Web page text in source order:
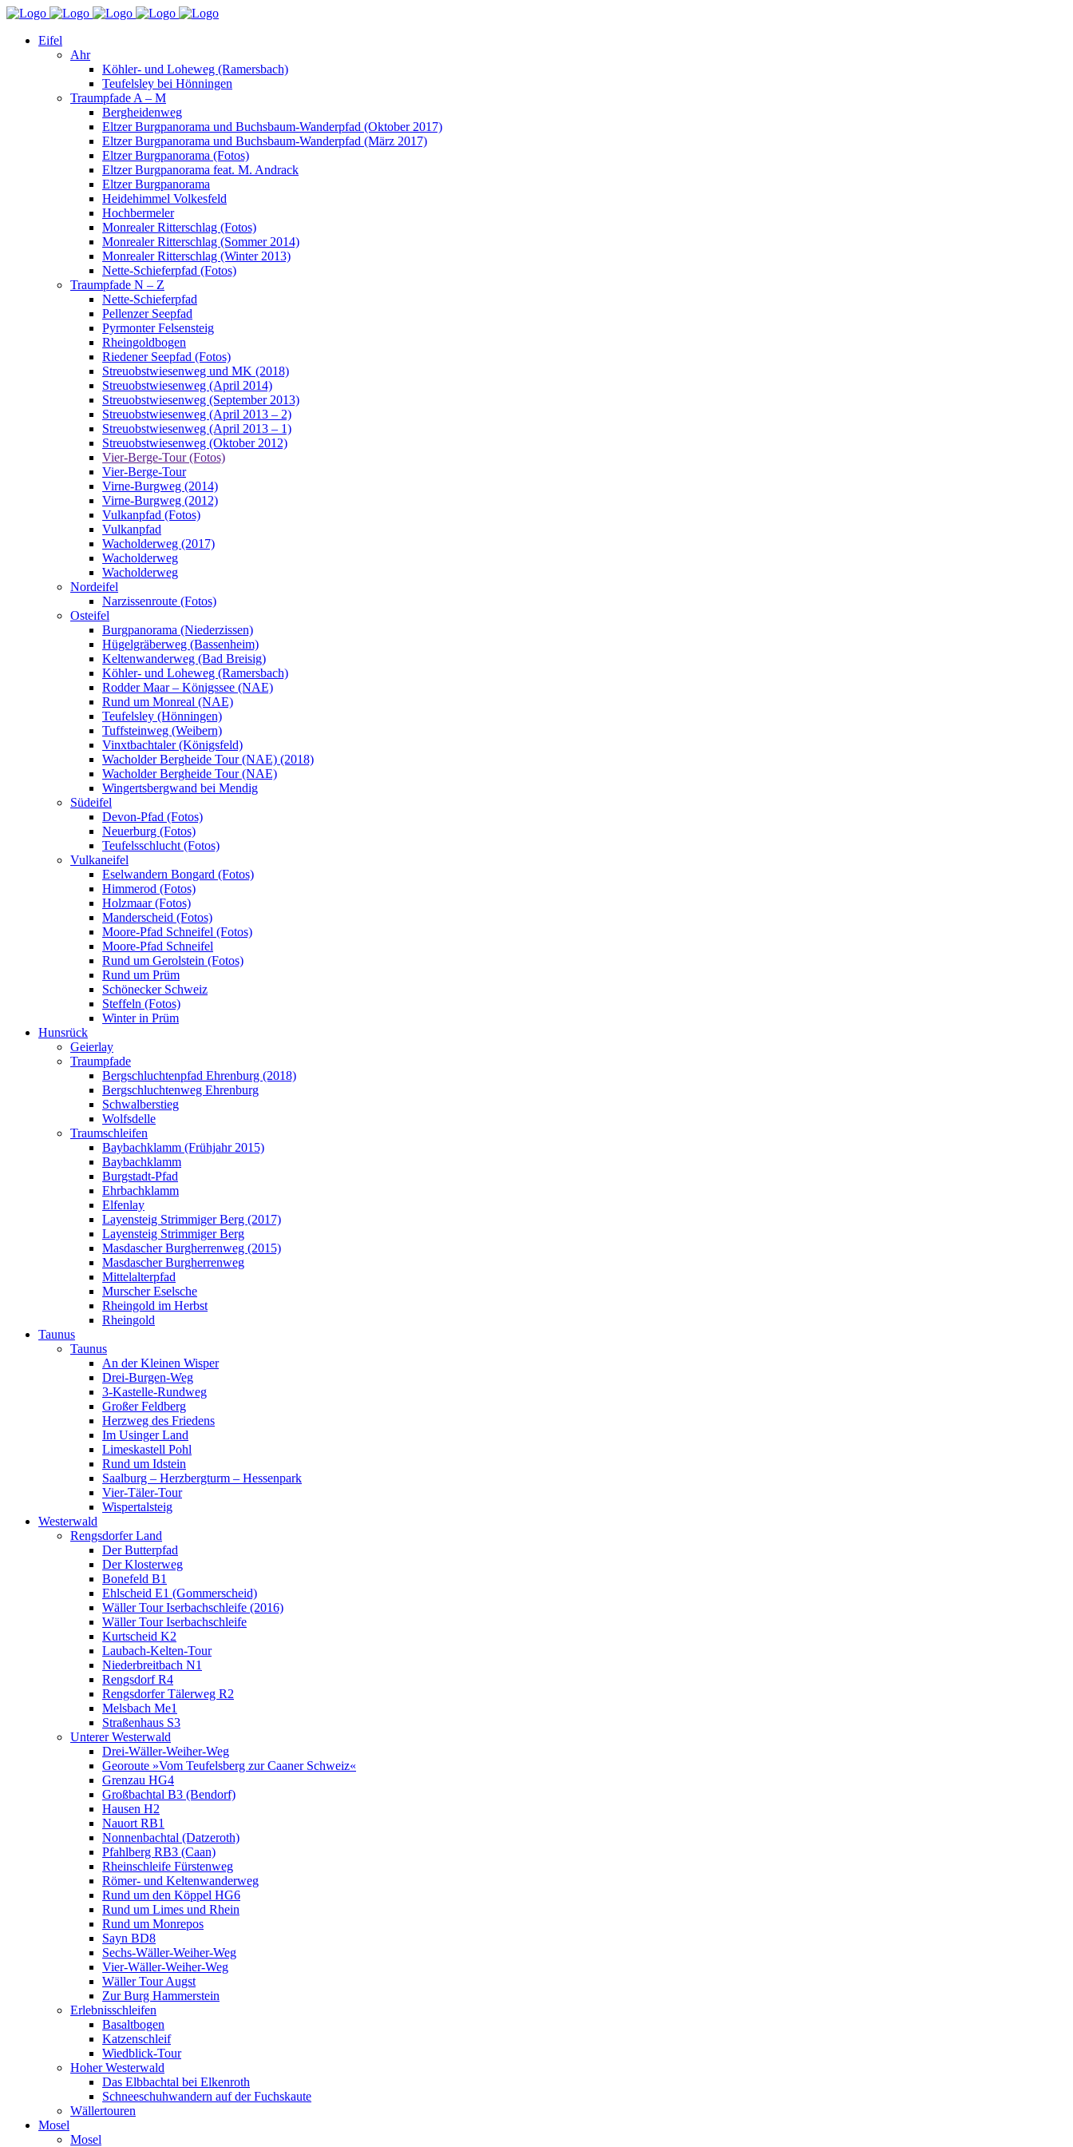
Eifel
Ahr
Köhler- und Loheweg (Ramersbach)
Teufelsley bei Hönningen
Traumpfade A – M
Bergheidenweg
Eltzer Burgpanorama und Buchsbaum-Wanderpfad (Oktober 2017)
Eltzer Burgpanorama und Buchsbaum-Wanderpfad (März 2017)
Eltzer Burgpanorama (Fotos)
Eltzer Burgpanorama feat. M. Andrack
Eltzer Burgpanorama
Heidehimmel Volkesfeld
Hochbermeler
Monrealer Ritterschlag (Fotos)
Monrealer Ritterschlag (Sommer 2014)
Monrealer Ritterschlag (Winter 2013)
Nette-Schieferpfad (Fotos)
Traumpfade N – Z
Nette-Schieferpfad
Pellenzer Seepfad
Pyrmonter Felsensteig
Rheingoldbogen
Riedener Seepfad (Fotos)
Streuobstwiesenweg und MK (2018)
Streuobstwiesenweg (April 2014)
Streuobstwiesenweg (September 2013)
Streuobstwiesenweg (April 2013 – 2)
Streuobstwiesenweg (April 2013 – 1)
Streuobstwiesenweg (Oktober 2012)
Vier-Berge-Tour (Fotos)
Vier-Berge-Tour
Virne-Burgweg (2014)
Virne-Burgweg (2012)
Vulkanpfad (Fotos)
Vulkanpfad
Wacholderweg (2017)
Wacholderweg
Wacholderweg
Nordeifel
Narzissenroute (Fotos)
Osteifel
Burgpanorama (Niederzissen)
Hügelgräberweg (Bassenheim)
Keltenwanderweg (Bad Breisig)
Köhler- und Loheweg (Ramersbach)
Rodder Maar – Königssee (NAE)
Rund um Monreal (NAE)
Teufelsley (Hönningen)
Tuffsteinweg (Weibern)
Vinxtbachtaler (Königsfeld)
Wacholder Bergheide Tour (NAE) (2018)
Wacholder Bergheide Tour (NAE)
Wingertsbergwand bei Mendig
Südeifel
Devon-Pfad (Fotos)
Neuerburg (Fotos)
Teufelsschlucht (Fotos)
Vulkaneifel
Eselwandern Bongard (Fotos)
Himmerod (Fotos)
Holzmaar (Fotos)
Manderscheid (Fotos)
Moore-Pfad Schneifel (Fotos)
Moore-Pfad Schneifel
Rund um Gerolstein (Fotos)
Rund um Prüm
Schönecker Schweiz
Steffeln (Fotos)
Winter in Prüm
Hunsrück
Geierlay
Traumpfade
Bergschluchtenpfad Ehrenburg (2018)
Bergschluchtenweg Ehrenburg
Schwalberstieg
Wolfsdelle
Traumschleifen
Baybachklamm (Frühjahr 2015)
Baybachklamm
Burgstadt-Pfad
Ehrbachklamm
Elfenlay
Layensteig Strimmiger Berg (2017)
Layensteig Strimmiger Berg
Masdascher Burgherrenweg (2015)
Masdascher Burgherrenweg
Mittelalterpfad
Murscher Eselsche
Rheingold im Herbst
Rheingold
Taunus
Taunus
An der Kleinen Wisper
Drei-Burgen-Weg
3-Kastelle-Rundweg
Großer Feldberg
Herzweg des Friedens
Im Usinger Land
Limeskastell Pohl
Rund um Idstein
Saalburg – Herzbergturm – Hessenpark
Vier-Täler-Tour
Wispertalsteig
Westerwald
Rengsdorfer Land
Der Butterpfad
Der Klosterweg
Bonefeld B1
Ehlscheid E1 (Gommerscheid)
Wäller Tour Iserbachschleife (2016)
Wäller Tour Iserbachschleife
Kurtscheid K2
Laubach-Kelten-Tour
Niederbreitbach N1
Rengsdorf R4
Rengsdorfer Tälerweg R2
Melsbach Me1
Straßenhaus S3
Unterer Westerwald
Drei-Wäller-Weiher-Weg
Georoute »Vom Teufelsberg zur Caaner Schweiz«
Grenzau HG4
Großbachtal B3 (Bendorf)
Hausen H2
Nauort RB1
Nonnenbachtal (Datzeroth)
Pfahlberg RB3 (Caan)
Rheinschleife Fürstenweg
Römer- und Keltenwanderweg
Rund um den Köppel HG6
Rund um Limes und Rhein
Rund um Monrepos
Sayn BD8
Sechs-Wäller-Weiher-Weg
Vier-Wäller-Weiher-Weg
Wäller Tour Augst
Zur Burg Hammerstein
Erlebnisschleifen
Basaltbogen
Katzenschleif
Wiedblick-Tour
Hoher Westerwald
Das Elbbachtal bei Elkenroth
Schneeschuhwandern auf der Fuchskaute
Wällertouren
Mosel
Mosel